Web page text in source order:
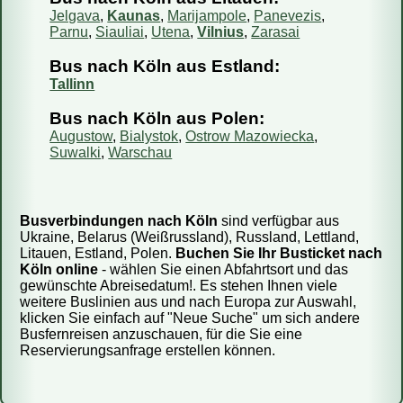
Jelgava, Kaunas, Marijampole, Panevezis,
Parnu, Siauliai, Utena,Vilnius,Zarasai
Bus nach Köln aus Estland:
Tallinn
Bus nach Köln aus Polen:
Augustow, Bialystok,Ostrow Mazowiecka,
Suwalki,Warschau
Busverbindungen nach Köln sind verfügbar aus
Ukraine, Belarus (Weißrussland), Russland, Lettland,
Litauen, Estland, Polen. Buchen Sie Ihr Busticket nach
Köln online - wählen Sie einen Abfahrtsort und das
gewünschte Abreisedatum!. Es stehen Ihnen viele
weitere Buslinien aus und nach Europa zur Auswahl,
klicken Sie einfach auf "Neue Suche" um sich andere
Busfernreisen anzuschauen, für die Sie eine
Reservierungsanfrage erstellen können.